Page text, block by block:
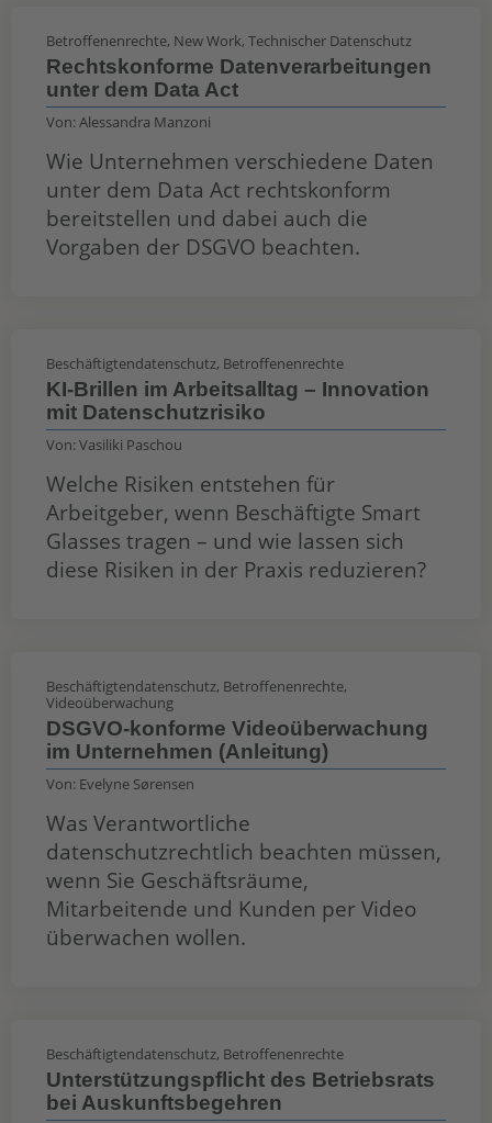
Betroffenenrechte, New Work, Technischer Datenschutz
Rechtskonforme Datenverarbeitungen
unter dem Data Act
Von:Alessandra Manzoni
Wie Unternehmen verschiedene Daten
unter dem Data Act rechtskonform
bereitstellen und dabei auch die
Vorgaben der DSGVO beachten.
Beschäftigtendatenschutz, Betroffenenrechte
KI-Brillen im Arbeitsalltag – Innovation
mit Datenschutzrisiko
Von:Vasiliki Paschou
Welche Risiken entstehen für
Arbeitgeber, wenn Beschäftigte Smart
Glasses tragen – und wie lassen sich
diese Risiken in der Praxis reduzieren?
Beschäftigtendatenschutz, Betroffenenrechte,
Videoüberwachung
DSGVO-konforme Videoüberwachung
im Unternehmen (Anleitung)
Von: Evelyne Sørensen
Was Verantwortliche
datenschutzrechtlich beachten müssen,
wenn Sie Geschäftsräume,
Mitarbeitende und Kunden per Video
überwachen wollen.
Beschäftigtendatenschutz, Betroffenenrechte
Unterstützungspflicht des Betriebsrats
bei Auskunftsbegehren